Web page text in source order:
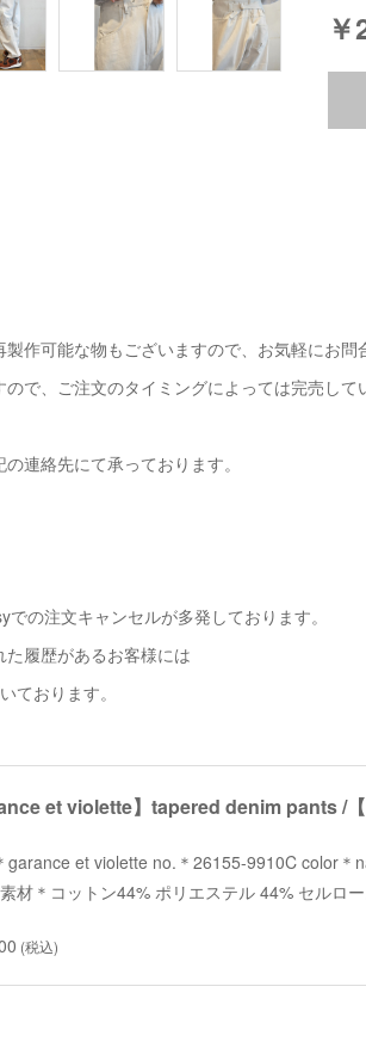
作可能な物もございますので、お気軽にお問
で、ご注文のタイミングによっては完売して
連絡先にて承っております。
の注文キャンセルが多発しております。
履歴があるお客様には
おります。
garance et violette no.＊26155-9910C color＊
材＊コットン44% ポリエステル 44% セルロ
(税込)